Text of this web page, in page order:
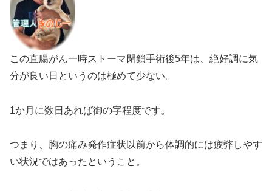
この直腸がん一時ストーマ閉鎖手術後5年は、絶好調に気
分が良い日というのは極めて少ない。
1か月に数日あれば御の字程度です。
つまり、胸の痛み発作症状以前から体調的には疲弊しやす
い状況ではあったということ。